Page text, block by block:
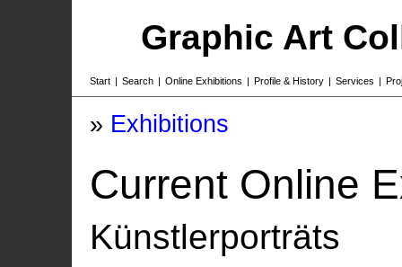
Graphic Art
Start | Search | Online Exhibitions | Profile & History | Services |
» Exhibitions
Current Online
Künstlerporträts